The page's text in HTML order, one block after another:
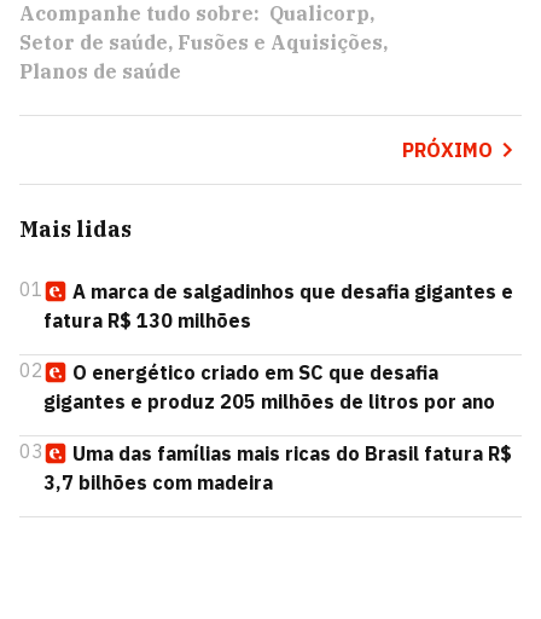
Acompanhe tudo sobre: Qualicorp
Setor de saúde Fusões e Aquisições
Planos de saúde
PRÓXIMO
Mais lidas
01
A marca de salgadinhos que desafia gigantes e
fatura R$ 130 milhões
02
O energético criado em SC que desafia
gigantes e produz 205 milhões de litros por ano
03
Uma das famílias mais ricas do Brasil fatura R$
3,7 bilhões com madeira